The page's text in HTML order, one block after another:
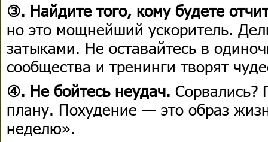
③. Найдите того, кому будете
но это мощнейший ускоритель.
затыками. Не оставайтесь в
сообщества и тренинги творят
④. Не бойтесь неудач. Сорвались?
плану. Похудение — это образ
неделю».